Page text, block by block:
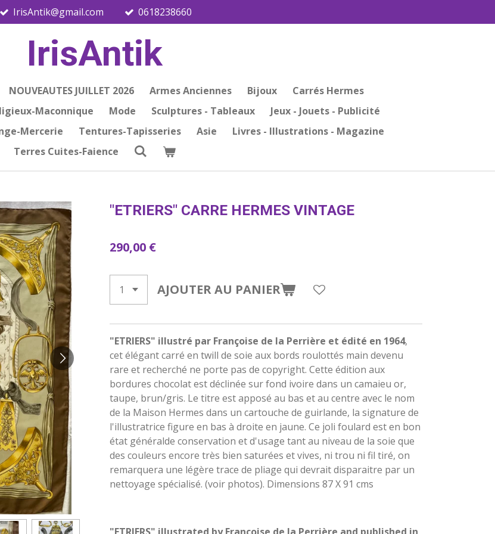
IrisAntik@gmail.com 0618238660
IrisAntik
NOUVEAUTES JUILLET 2026 Armes Anciennes Bijoux
Carrés Hermes
Maconnique Mode Sculptures - Tableaux
Jeux - Jouets - Publicité
Mercerie Tentures-Tapisseries Asie
Livres - Illustrations - Magazine
Terres Cuites-Faience
"ETRIERS" CARRE HERMES VINTAGE
290,00 €
AJOUTER AU PANIER
"ETRIERS" illustré par Françoise de la Perrière et édité en 1964,
cet élégant carré en twill de soie aux bords roulottés main devenu
rare et recherché ne porte pas de copyright. Cette édition aux
bordures chocolat est déclinée sur fond ivoire dans un camaieu or,
taupe, brun/gris. Le titre est apposé au bas et au centre avec le nom
de la Maison Hermes dans un cartouche de guirlande, la signature de
l'illustratrice figure en bas à droite en jaune. Ce joli foulard est en bon
état généralde conservation et d'usage tant au niveau de la soie que
des couleurs encore très bien saturées et vives, ni trou ni fil tiré, on
remarquera une légère trace de pliage qui devrait disparaitre par un
nettoyage spécialisé. (voir photos). Dimensions 87 X 91 cms